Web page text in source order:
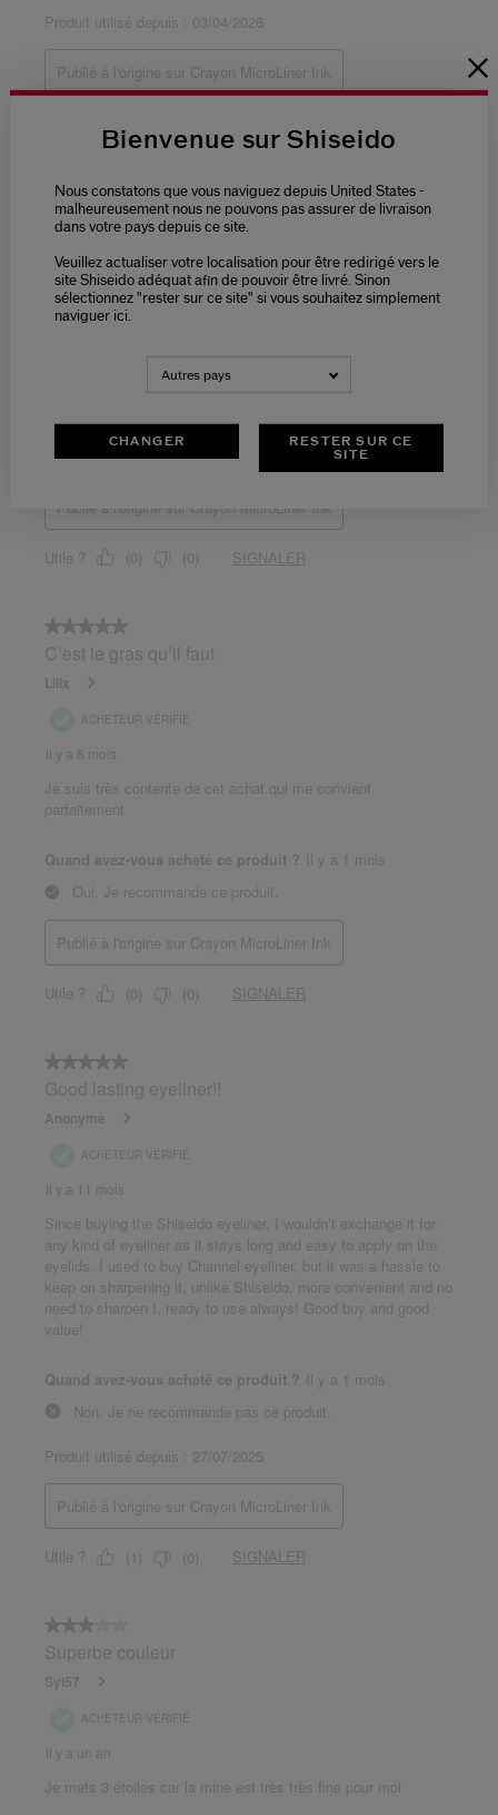
Bienvenue sur Shiseido
Nous constatons que vous naviguez depuis United States -
malheureusement nous ne pouvons pas assurer de livraison
dans votre pays depuis ce site.
Veuillez actualiser votre localisation pour être redirigé vers le
site Shiseido adéquat afin de pouvoir être livré. Sinon
sélectionnez "rester sur ce site" si vous souhaitez simplement
naviguer ici.
Autres pays
CHANGER
RESTER SUR CE
SITE